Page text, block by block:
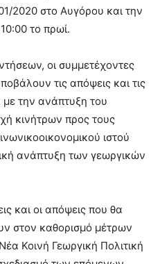
2020 στο Αυγόρου και την
το πρωί.
οι συμμετέχοντες
τις απόψεις και τις
με την ανάπτυξη του
κινήτρων προς τους
ιστού
ανάπτυξη των γεωργικών
και οι απόψεις που θα
στον καθορισμό μέτρων
Κοινή Γεωργική Πολιτική